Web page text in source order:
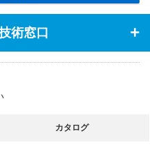
術窓口
カタログ